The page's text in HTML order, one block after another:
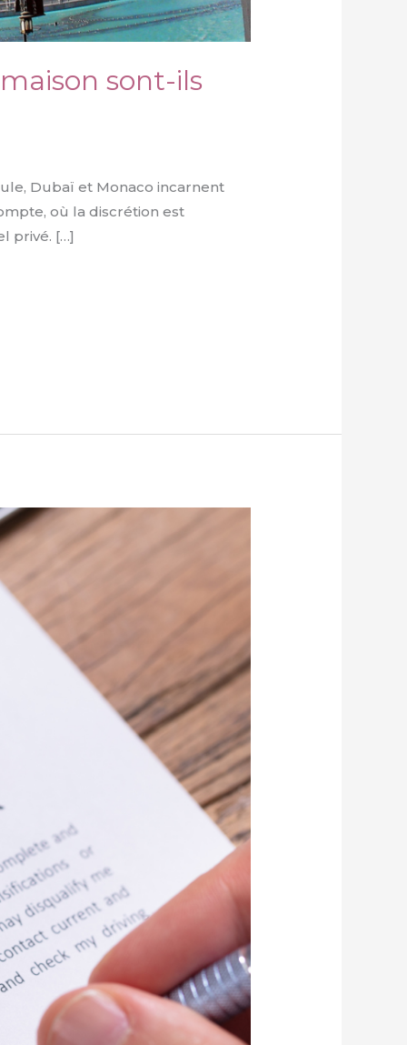
sont-ils
Dubaï et Monaco incarnent
où la discrétion est
privé. […]